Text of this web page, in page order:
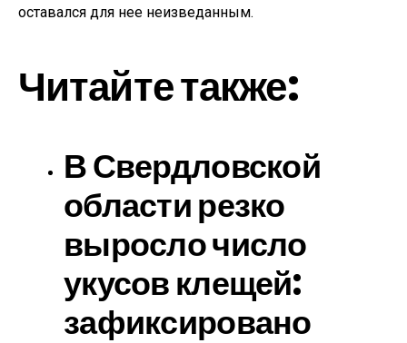
оставался для нее неизведанным.
Читайте также:
В Свердловской
области резко
выросло число
укусов клещей:
зафиксировано